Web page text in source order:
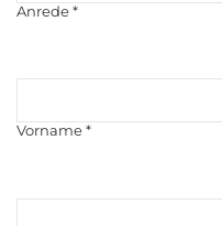
Anrede*
Vorname*